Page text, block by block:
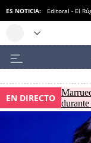
ES NOTICIA: Editoral - El
EN DIRECTO